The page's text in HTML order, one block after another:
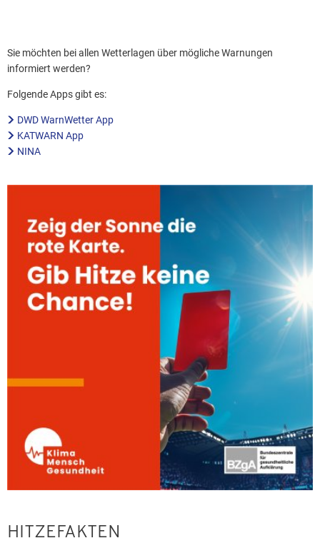
Sie möchten bei allen Wetterlagen über mögliche Warnungen
informiert werden?
Folgende Apps gibt es:
DWD WarnWetter App
KATWARN App
NINA
HITZEFAKTEN